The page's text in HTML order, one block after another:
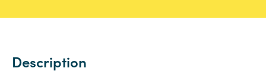
Description